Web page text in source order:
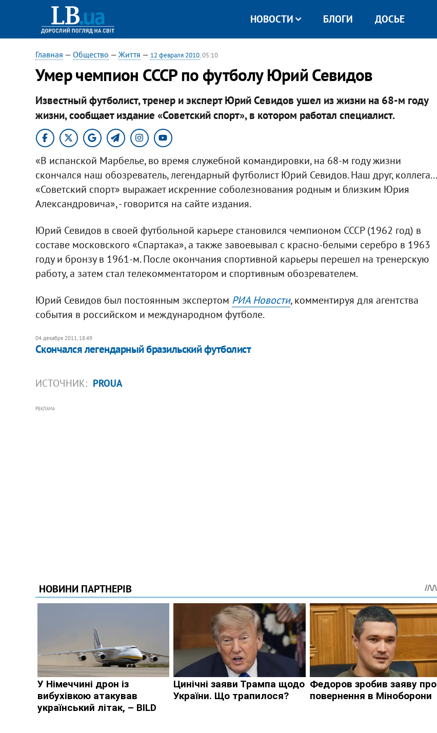
НОВОСТИ БЛОГИ ДОСЬЕ
Главная — Общество — Життя — 12 февраля 2010, 05:10
Умер чемпион СССР по футболу Юрий Севидов
Известный футболист, тренер и эксперт Юрий Севидов ушел из жизни на 68-м году
жизни, сообщает издание «Советский спорт», в котором работал специалист.
«В испанской Марбелье, во время служебной командировки, на 68-м году жизни
скончался наш обозреватель, легендарный футболист Юрий Севидов. Наш друг, коллега...
«Советский спорт» выражает искренние соболезнования родным и близким Юрия
Александровича», - говорится на сайте издания.
Юрий Севидов в своей футбольной карьере становился чемпионом СССР (1962 год) в
составе московского «Спартака», а также завоевывал с красно-белыми серебро в 1963
году и бронзу в 1961-м. После окончания спортивной карьеры перешел на тренерскую
работу, а затем стал телекомментатором и спортивным обозревателем.
Юрий Севидов был постоянным экспертом РИА Новости, комментируя для агентства
события в российском и международном футболе.
04 декабря 2011, 18:49
Скончался легендарный бразильский футболист
ИСТОЧНИК: PROUA
РЕКЛАМА